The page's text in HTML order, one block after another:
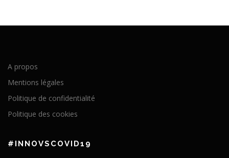
A propos
Mentions légales
Politique de confidentialité
Politique des cookies
#INNOVSCOVID19